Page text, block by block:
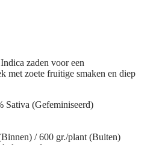
zaden voor een
met zoete fruitige smaken en diep
Sativa (Gefeminiseerd)
/ 600 gr./plant (Buiten)